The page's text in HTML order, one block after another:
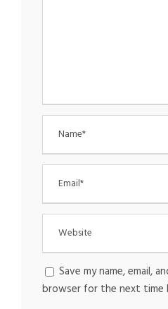
Save my name, email,
browser for the next time